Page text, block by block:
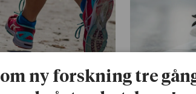
26 maj 2026
ny forskning tre